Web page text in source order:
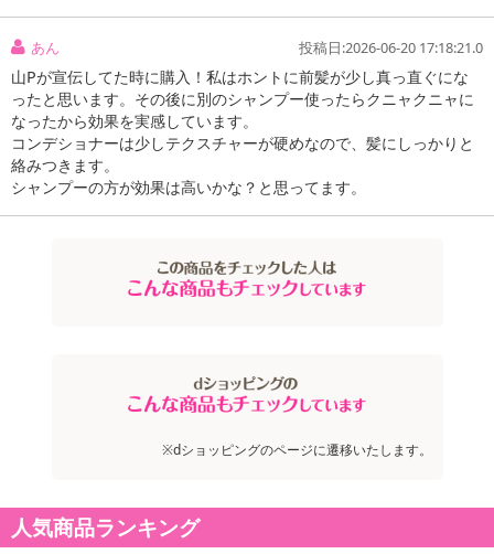
あん 投稿日:2026-06-20 17:18:21.0
山Pが宣伝してた時に購入！私はホントに前髪が少し真っ直ぐにな
ったと思います。その後に別のシャンプー使ったらクニャクニャに
なったから効果を実感しています。
コンデショナーは少しテクスチャーが硬めなので、髪にしっかりと
絡みつきます。
シャンプーの方が効果は高いかな？と思ってます。
※dショッピングのページに遷移いたします。
人気商品ランキング